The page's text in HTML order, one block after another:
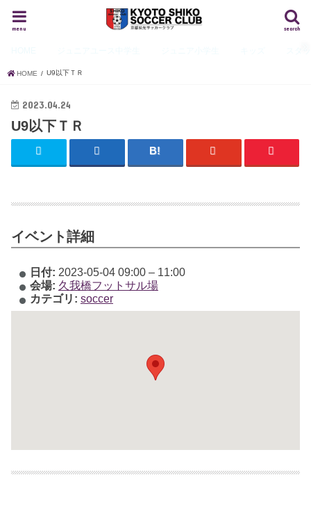
search
menu
HOME U9以下ＴＲ
2023.04.24
U9以下ＴＲ
イベント詳細
日付: 2023-05-04 09:00– 11:00
会場: 久我橋フットサル場
カテゴリ: soccer